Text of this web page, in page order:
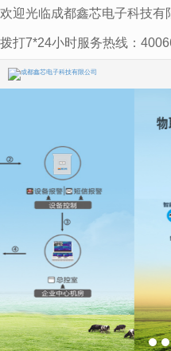
欢迎光临成都鑫芯电子科技
拨打7*24小时服务热线：